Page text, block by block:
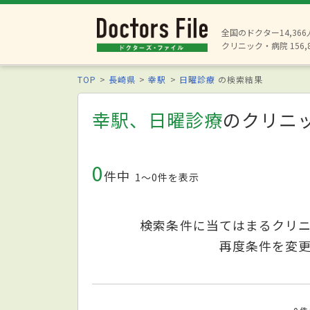
全国のドクター14,366
クリニック・病院
TOP 長崎県 幸駅 日曜診療 の検索結果
幸駅、日曜診療のクリニ
0件中 1〜0件を表示
検索条件に当てはまるクリ
再度条件を変